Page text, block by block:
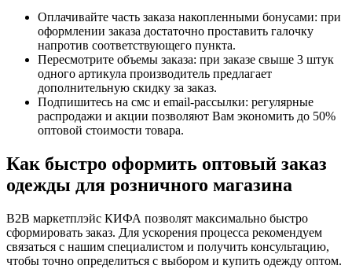
Оплачивайте часть заказа накопленными бонусами: при
оформлении заказа достаточно проставить галочку
напротив соответствующего пункта.
Пересмотрите объемы заказа: при заказе свыше 3 штук
одного артикула производитель предлагает
дополнительную скидку за заказ.
Подпишитесь на смс и email-рассылки: регулярные
распродажи и акции позволяют Вам экономить до 50%
оптовой стоимости товара.
Как быстро оформить оптовый заказ
одежды для розничного магазина
B2B маркетплэйс КИФА позволят максимально быстро
сформировать заказ. Для ускорения процесса рекомендуем
связаться с нашим специалистом и получить консультацию,
чтобы точно определиться с выбором и купить одежду оптом.